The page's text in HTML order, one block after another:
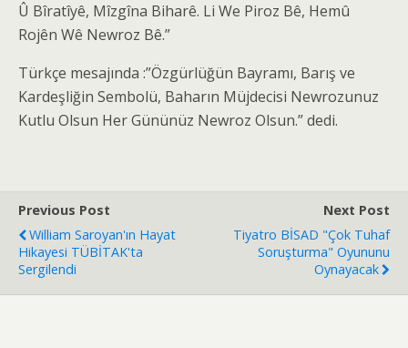
Û Bîratîyê, Mîzgîna Biharê. Li We Piroz Bê, Hemû
Rojên Wê Newroz Bê.”
Türkçe mesajında :”Özgürlüğün Bayramı, Barış ve
Kardeşliğin Sembolü, Baharın Müjdecisi Newrozunuz
Kutlu Olsun Her Gününüz Newroz Olsun.” dedi.
Previous Post
William Saroyan'ın Hayat
Hikayesi TÜBİTAK'ta
Sergilendi
Next Post
Tiyatro BİSAD "Çok Tuhaf
Soruşturma" Oyununu
Oynayacak